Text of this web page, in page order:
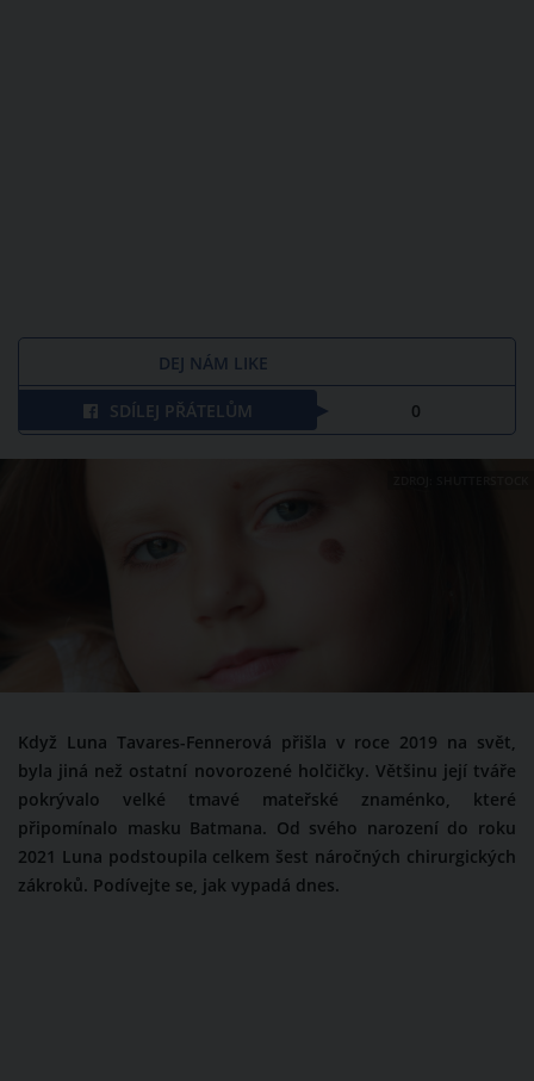
DEJ NÁM LIKE
SDÍLEJ PŘÁTELŮM 0
Když Luna Tavares-Fennerová přišla v roce 2019 na svět,
byla jiná než ostatní novorozené holčičky. Většinu její tváře
pokrývalo velké tmavé mateřské znaménko, které
připomínalo masku Batmana. Od svého narození do roku
2021 Luna podstoupila celkem šest náročných chirurgických
zákroků. Podívejte se, jak vypadá dnes.